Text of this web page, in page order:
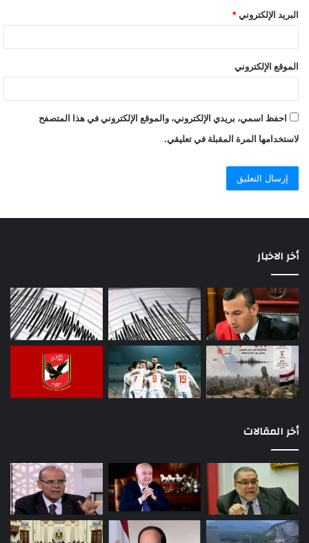
البريد الإلكتروني *
الموقع الإلكتروني
احفظ اسمي، بريدي الإلكتروني، والموقع الإلكتروني في هذا المتصفح
لاستخدامها المرة المقبلة في تعليقي.
أخر الاخبار
أخر المقالات